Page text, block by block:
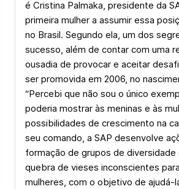
é Cristina Palmaka, presidente da
primeira mulher a assumir essa
no Brasil. Segundo ela, um dos
sucesso, além de contar com uma
ousadia de provocar e aceitar
ser promovida em 2006, no
“Percebi que não sou o único
poderia mostrar às meninas e às
possibilidades de crescimento na
seu comando, a SAP desenvolve
formação de grupos de diversidade
quebra de vieses inconscientes
mulheres, com o objetivo de ajudá-